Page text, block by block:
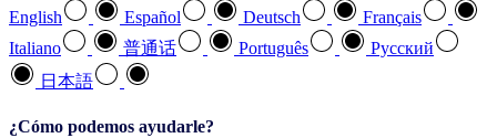
English Español Deutsch
Français
Italiano
普通话 Português
Pусский
日本語
¿Cómo podemos ayudarle?